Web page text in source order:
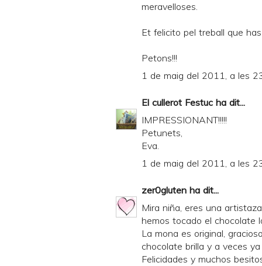
meravelloses.
Et felicito pel treball que
Petons!!!
1 de maig del 2011, a les
El cullerot Festuc ha dit...
IMPRESSIONANT!!!!!
Petunets,
Eva.
1 de maig del 2011, a les
zer0gluten ha dit...
Mira niña, eres una
hemos tocado el chocolate
La mona es original,
chocolate brilla y a veces
Felicidades y muchos